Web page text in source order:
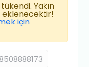
Yakın
eklenecektir!
için